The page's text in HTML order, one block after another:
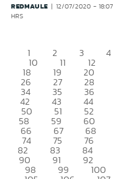
REDMAULE
12/07/2020 - 18:07
HRS
1 2 3 4
10 11 12
18 19 20
26 27 28
34 35 36
42 43 44
50 51 52
58 59 60
66 67 68
74 75 76
82 83 84
90 91 92
98 99 100